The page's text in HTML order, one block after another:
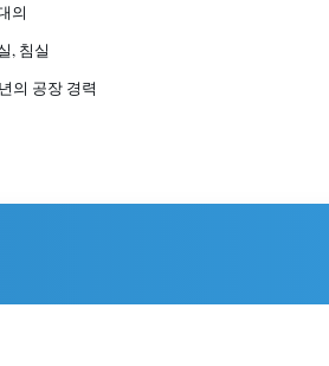
의
, 침실
의 공장 경력